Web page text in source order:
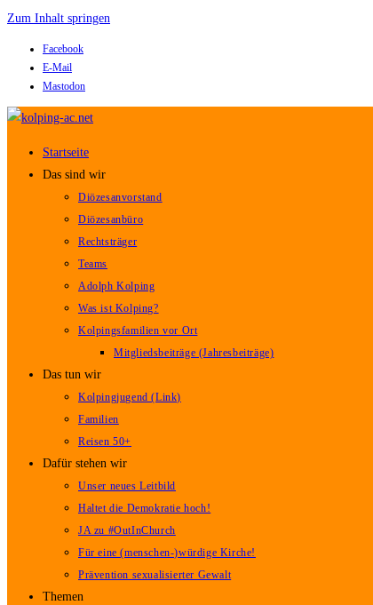
Zum Inhalt springen
Facebook
E-Mail
Mastodon
Startseite
Das sind wir
Diözesanvorstand
Diözesanbüro
Rechtsträger
Teams
Adolph Kolping
Was ist Kolping?
Kolpingsfamilien vor Ort
Mitgliedsbeiträge (Jahresbeiträge)
Das tun wir
Kolpingjugend (Link)
Familien
Reisen 50+
Dafür stehen wir
Unser neues Leitbild
Haltet die Demokratie hoch!
JA zu #OutInChurch
Für eine (menschen-)würdige Kirche!
Prävention sexualisierter Gewalt
Themen